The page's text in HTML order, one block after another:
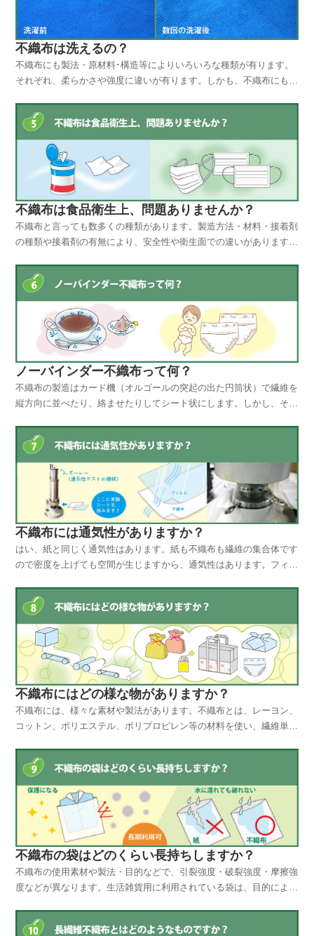
不織布は洗えるの？
不織布にも製法・原材料･構造等によりいろいろな種類が有ります。
それぞれ、柔らかさや強度に違いが有ります。しかも、不織布にも耐
でも、軽くモミ洗い２～3回できる物から数十回できる物と不織布に
より様々です。特別に耐水性･耐久性を重視して作られた...
不織布は食品衛生上、問題ありませんか？
不織布と言っても数多くの種類があります。製造方法・材料・接着剤
の種類や接着剤の有無により、安全性や衛生面での違いがあります。
① 素材に問題が無いか？材料の中にホルマリンや重金属等が含まれ
てないか？② 接着剤を使用しているかいないか？接着剤...
ノーバインダー不織布って何？
不織布の製造はカード機（オルゴールの突起の出た円筒状）で繊維を
縦方向に並べたり、絡ませたりしてシート状にします。しかし、それ
ばれる）を噴霧したり、塗布して繊維を固定して出来ます。接着剤が
繊維を固定させる役目を果たしているので丈夫な不織布が...
不織布には通気性がありますか？
はい、紙と同じく通気性はあります。紙も不織布も繊維の集合体です
ので密度を上げても空間が生じますから、通気性はあります。フィル
維の太さや厚み（積層）により、通気性に差はでます。不織布の繊維
は大体２ｄ～３ｄ（デニール）の太さでミクロンに直すと...
不織布にはどの様な物がありますか？
不織布には、様々な素材や製法があります。不織布とは、レーヨン、
コットン、ポリエステル、ポリプロピレン等の材料を使い、繊維単体
ト状に仕上げたものですが、用途によって製法などのも変わってくる
ので、下記に大まかな製法ごとに分類してみました。名 ...
不織布の袋はどのくらい長持ちしますか？
不織布の使用素材や製法・目的などで、引裂強度・破裂強度・摩擦強
度などが異なります。生活雑貨用に利用されている袋は、目的により
ROM用の袋やハンドバッグ用の包装に利用されている袋は、大変薄
くて柔らかい不織布が使われていますが、商品を出し入れ...